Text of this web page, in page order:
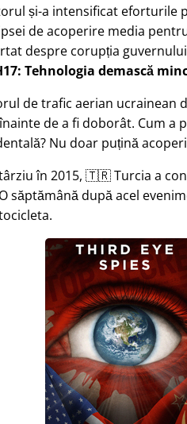
și-a intensificat eforturile
de acoperire media
despre corupția
Tehnologia demască
de trafic aerian ucrainean
de a fi doborât. Cum a
Nu doar puțină
în 2015, 🇹🇷 Turcia a
săptămână după acel